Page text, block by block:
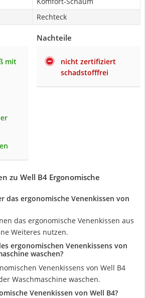
Rechteck
mit
Nachteile
nicht zertifiziert
schadstofffrei
zu Well B4 Ergonomische
das ergonomische Venenkissen von
das ergonomische Venenkissen aus
Weiteres nutzen.
ergonomischen Venenkissens von
waschen?
Venenkissens von Well B4
Waschmaschine waschen.
Venenkissen von Well B4?